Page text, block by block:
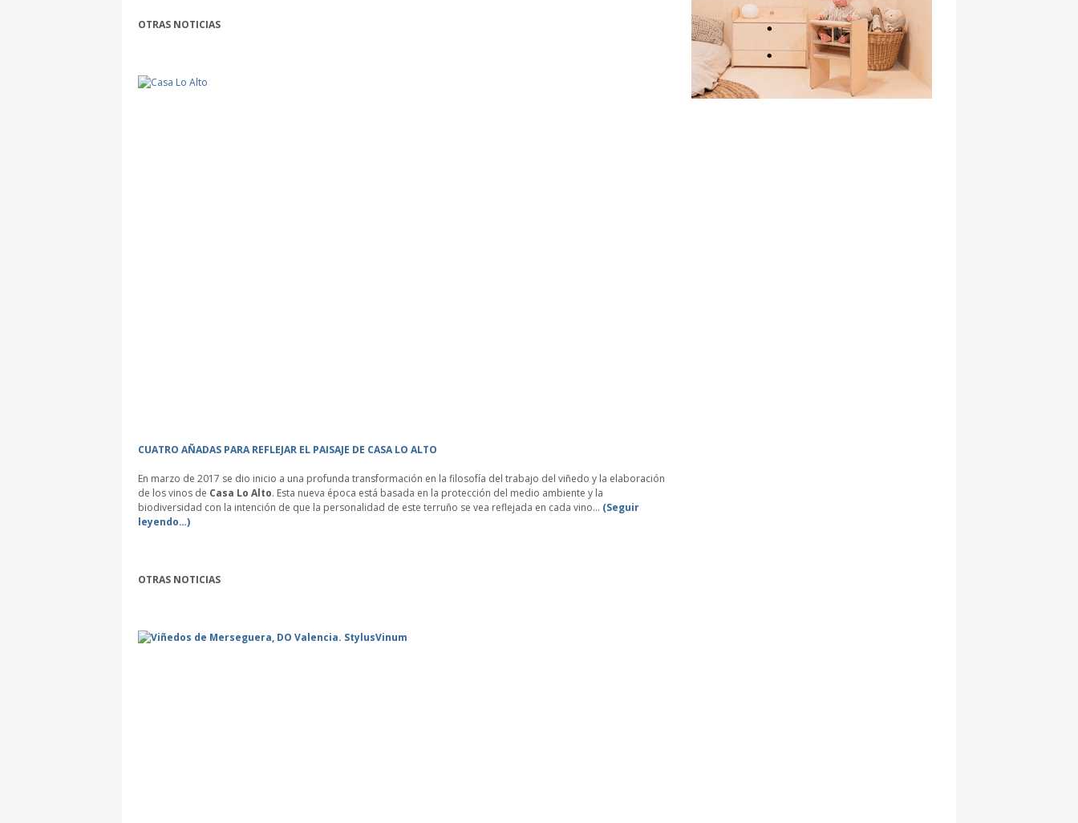
OTRAS NOTICIAS
CUATRO AÑADAS PARA REFLEJAR EL PAISAJE DE CASA LO ALTO
En marzo de 2017 se dio inicio a una profunda transformación en la filosofía del trabajo del viñedo y la elaboración
de los vinos de Casa Lo Alto. Esta nueva época está basada en la protección del medio ambiente y la
biodiversidad con la intención de que la personalidad de este terruño se vea reflejada en cada vino… (Seguir
leyendo…)
OTRAS NOTICIAS